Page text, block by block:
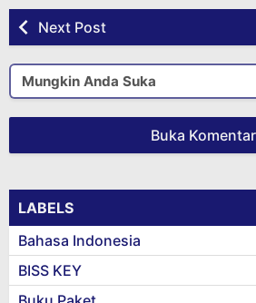
Next Post
Mungkin Anda Suka
Buka Komentar
LABELS
Bahasa Indonesia
BISS KEY